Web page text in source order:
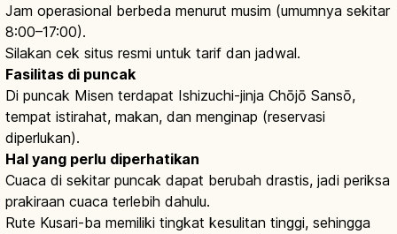
Jam operasional berbeda menurut musim (umumnya sekitar
8:00–17:00).
Silakan cek situs resmi untuk tarif dan jadwal.
Fasilitas di puncak
Di puncak Misen terdapat Ishizuchi-jinja Chōjō Sansō,
tempat istirahat, makan, dan menginap (reservasi
diperlukan).
Hal yang perlu diperhatikan
Cuaca di sekitar puncak dapat berubah drastis, jadi periksa
prakiraan cuaca terlebih dahulu.
Rute Kusari-ba memiliki tingkat kesulitan tinggi, sehingga